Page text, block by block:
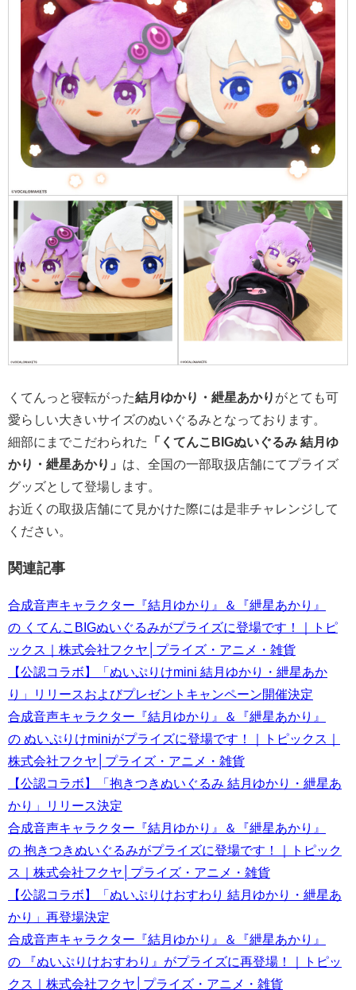
くてんっと寝転がった結月ゆかり・紲星あかり がとても可
愛らしい大きいサイズのぬいぐるみとなっております。
細部にまでこだわられた
「くてんこBIGぬいぐるみ 結月ゆ
かり・紲星あかり」 は、全国の一部取扱店舗にてプライズ
グッズとして登場します。
お近くの取扱店舗にて見かけた際には是非チャレンジして
ください。
関連記事
合成音声キャラクター『結月ゆかり』＆『紲星あかり』
の くてんこBIGぬいぐるみがプライズに登場です！｜トピ
ックス｜株式会社フクヤ│プライズ・アニメ・雑貨
【公認コラボ】「ぬいぷりけmini 結月ゆかり・紲星あか
り」リリースおよびプレゼントキャンペーン開催決定
合成音声キャラクター『結月ゆかり』＆『紲星あかり』
の ぬいぷりけminiがプライズに登場です！｜トピックス｜
株式会社フクヤ│プライズ・アニメ・雑貨
【公認コラボ】「抱きつきぬいぐるみ 結月ゆかり・紲星あ
かり」リリース決定
合成音声キャラクター『結月ゆかり』＆『紲星あかり』
の 抱きつきぬいぐるみがプライズに登場です！｜トピック
ス｜株式会社フクヤ│プライズ・アニメ・雑貨
【公認コラボ】「ぬいぷりけおすわり 結月ゆかり・紲星あ
かり」再登場決定
合成音声キャラクター『結月ゆかり』＆『紲星あかり』
の 『ぬいぷりけおすわり』がプライズに再登場！｜トピッ
クス｜株式会社フクヤ│プライズ・アニメ・雑貨